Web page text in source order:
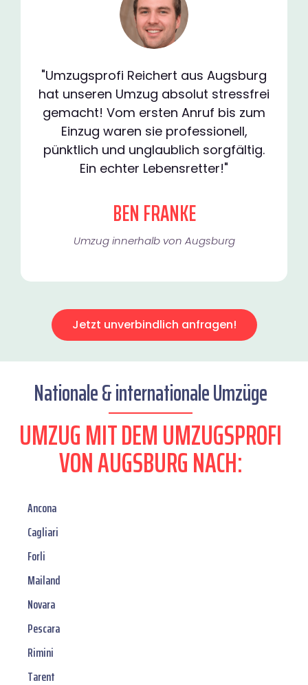
"Umzugsprofi Reichert aus Augsburg
hat unseren Umzug absolut stressfrei
gemacht! Vom ersten Anruf bis zum
Einzug waren sie professionell,
pünktlich und unglaublich sorgfältig.
Ein echter Lebensretter!"
BEN FRANKE
Umzug innerhalb von Augsburg​
Jetzt unverbindlich anfragen!
Nationale & internationale Umzüge
UMZUG MIT DEM UMZUGSPROFI
VON AUGSBURG NACH:
Ancona
Cagliari
Forli
Mailand
Novara
Pescara
Rimini
Tarent